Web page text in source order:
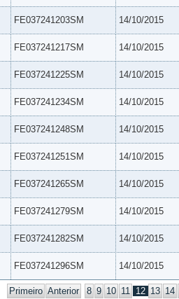
FE037241203SM 14/10/2015
FE037241217SM 14/10/2015
FE037241225SM 14/10/2015
FE037241234SM 14/10/2015
FE037241248SM 14/10/2015
FE037241251SM 14/10/2015
FE037241265SM 14/10/2015
FE037241279SM 14/10/2015
FE037241282SM 14/10/2015
FE037241296SM 14/10/2015
Primeiro Anterior 8 9 10 11 12 13 14